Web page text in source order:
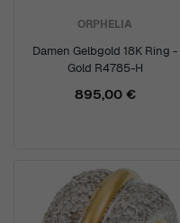
ORPHELIA
Damen Gelbgold 18K Ring -
Gold R4785-H
895,00 €